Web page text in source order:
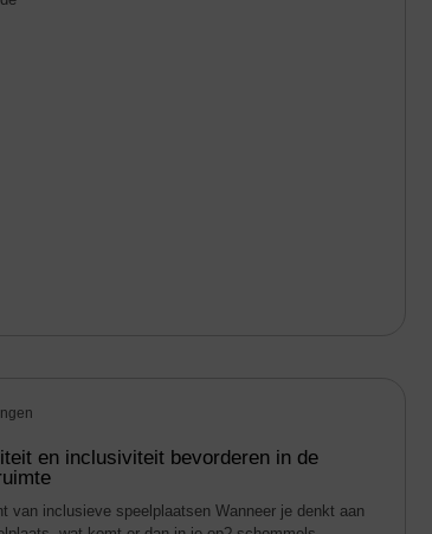
en inclusiviteit bevorderen in de
van inclusieve speelplaatsen Wanneer je denkt aan